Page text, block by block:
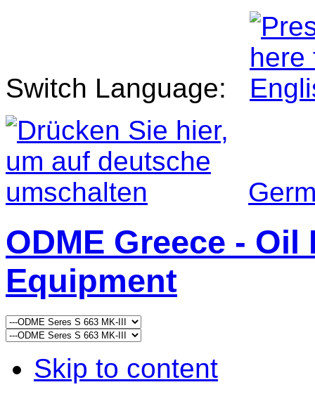
Switch Language:
ODME Greece -
Equipment
Skip to content